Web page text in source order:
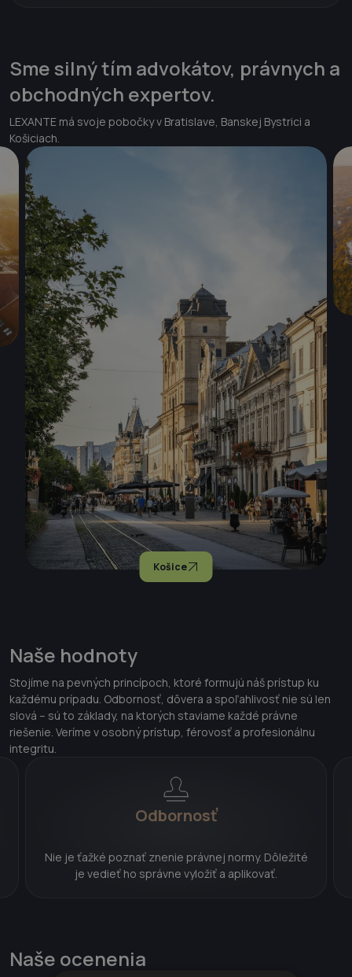
Sme silný tím advokátov, právnych a
obchodných expertov.
LEXANTE má svoje pobočky v Bratislave, Banskej Bystrici a
Košiciach.
Košice
Naše hodnoty
Stojíme na pevných princípoch, ktoré formujú náš prístup ku
každému prípadu. Odbornosť, dôvera a spoľahlivosť nie sú len
slová – sú to základy, na ktorých staviame každé právne
riešenie. Veríme v osobný prístup, férovosť a profesionálnu
integritu.
Odbornosť
Nie je ťažké poznať znenie právnej normy. Dôležité
je vedieť ho správne vyložiť a aplikovať.
Naše ocenenia